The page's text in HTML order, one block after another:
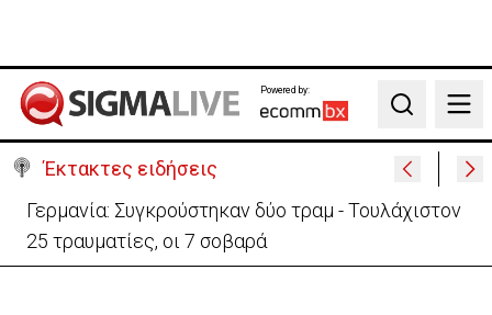
Powered by:
Search
Έκτακτες ειδήσεις
Αυτά είναι τα νέα Διοικητικά Συμβούλια των
Ημικρατικών Οργανισμών